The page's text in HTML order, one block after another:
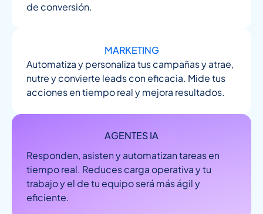
de conversión.
MARKETING
Automatiza y personaliza tus campañas y atrae,
nutre y convierte leads con eficacia. Mide tus
acciones en tiempo real y mejora resultados.
AGENTES IA
Responden, asisten y automatizan tareas en
tiempo real. Reduces carga operativa y tu
trabajo y el de tu equipo será más ágil y
eficiente.